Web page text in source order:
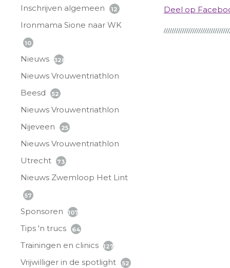
Inschrijven algemeen 12
Ironmama Sione naar WK
10
Nieuws 328
Nieuws Vrouwentriathlon
Beesd
52
Nieuws Vrouwentriathlon
Nijeveen
25
Nieuws Vrouwentriathlon
Utrecht
73
Nieuws Zwemloop Het Lint
57
Sponsoren 107
Tips 'n trucs 64
Trainingen en clinics 127
Vrijwilliger in de spotlight 52
Deel op